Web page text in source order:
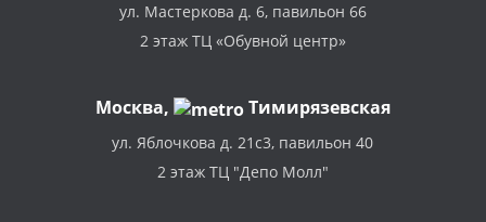
ул. Мастеркова д. 6, павильон 66
2 этаж ТЦ «Обувной центр»
Москва, Тимирязевская
ул. Яблочкова д. 21с3, павильон 40
2 этаж ТЦ "Депо Молл"